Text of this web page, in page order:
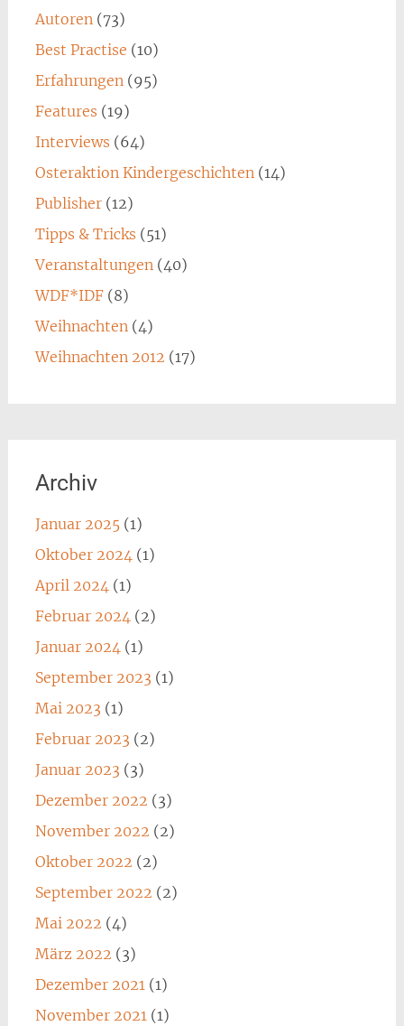
Autoren(73)
Best Practise (10)
Erfahrungen(95)
Features (19)
Interviews (64)
Osteraktion Kindergeschichten(14)
Publisher(12)
Tipps & Tricks (51)
Veranstaltungen(40)
WDF*IDF(8)
Weihnachten(4)
Weihnachten 2012 (17)
Archiv
Januar 2025(1)
Oktober 2024(1)
April 2024(1)
Februar 2024(2)
Januar 2024(1)
September 2023 (1)
Mai 2023 (1)
Februar 2023 (2)
Januar 2023 (3)
Dezember 2022 (3)
November 2022 (2)
Oktober 2022 (2)
September 2022 (2)
Mai 2022 (4)
März 2022 (3)
Dezember 2021(1)
November 2021(1)